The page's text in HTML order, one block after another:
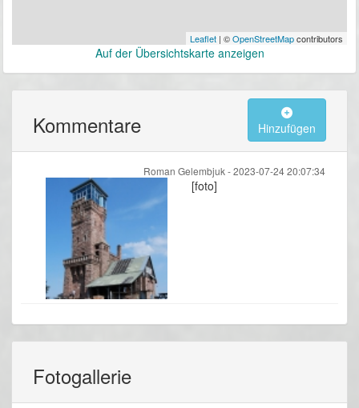
Leaflet | ©OpenStreetMapcontributors
Auf der Übersichtskarte anzeigen
Kommentare Hinzufügen
Roman Gelembjuk -2023-07-24 20:07:34
[foto]
Fotogallerie